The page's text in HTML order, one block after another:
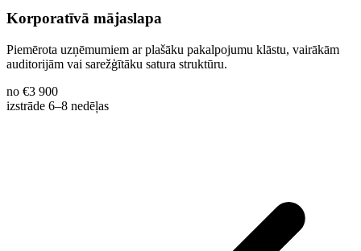
Korporatīvā mājaslapa
Piemērota uzņēmumiem ar plašāku pakalpojumu klāstu, vairākām
auditorijām vai sarežģītāku satura struktūru.
no €3 900
izstrāde 6–8 nedēļas